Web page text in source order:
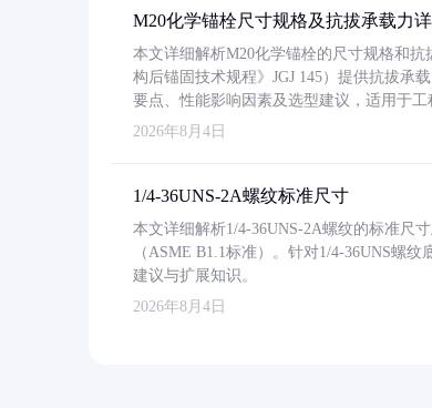
M20化学锚栓尺寸规格及抗拔承载力
本文详细解析M20化学锚栓的尺寸规格和
构后锚固技术规程》JGJ 145）提供抗拔承
要点、性能影响因素及选型建议，适用于工
2026年8月4日
1/4-36UNS-2A螺纹标准尺寸
本文详细解析1/4-36UNS-2A螺纹的标准尺
（ASME B1.1标准）。针对1/4-36UNS螺
建议与扩展知识。
2026年8月4日